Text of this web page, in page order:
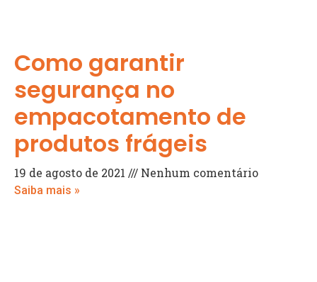
Como garantir
segurança no
empacotamento de
produtos frágeis
19 de agosto de 2021 Nenhum comentário
Saiba mais »